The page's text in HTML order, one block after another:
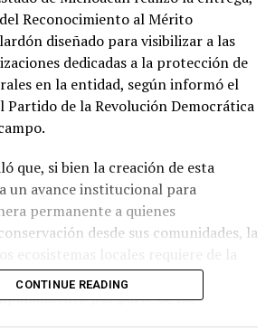
Reconocimiento al Mérito
diseñado para visibilizar a las
dedicadas a la protección de
en la entidad, según informó el
Partido de la Revolución Democrática
que, si bien la creación de esta
un avance institucional para
permanente a quienes
desde sus comunidades, la
políticas públicas, inversión
por parte de las
CONTINUE READING